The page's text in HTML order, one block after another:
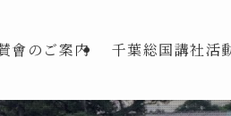
會のご案内 千葉総国講社活